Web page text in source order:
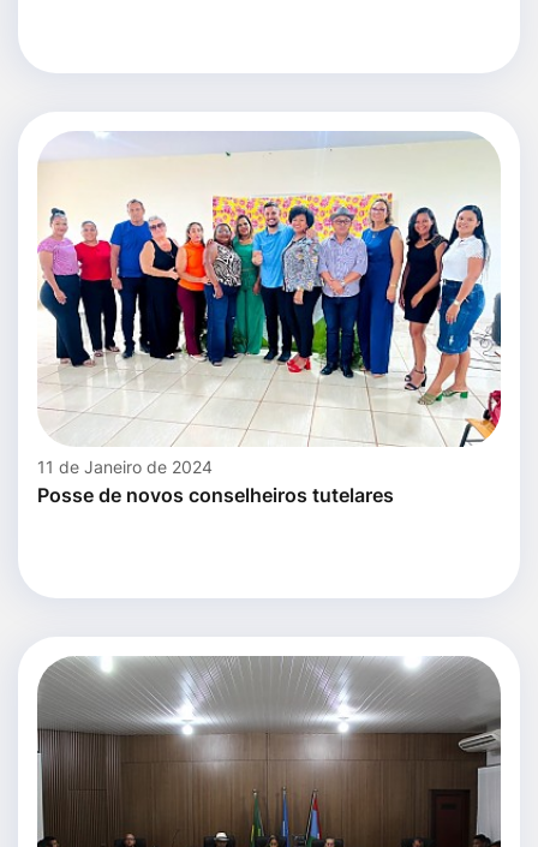
11 de Janeiro de 2024
Posse de novos conselheiros tutelares